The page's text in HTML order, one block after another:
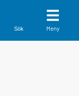
Sök Meny